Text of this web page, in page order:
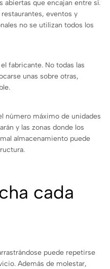
abiertas que encajan entre sí.
eventos y
no se utilizan todos los
fabricante. No todas las
unas sobre otras,
número máximo de unidades
y las zonas donde los
almacenamiento puede
cada
puede repetirse
Además de molestar,